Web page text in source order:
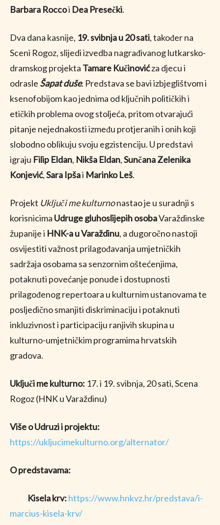
Barbara Roccoi Dea Presečki.
Dva dana kasnije, 19. svibnja u 20 sati, također na
Sceni Rogoz, slijedi izvedba nagrađivanog lutkarsko-
dramskog projekta Tamare Kučinovićza djecu i
odrasle Šapat duše. Predstava se bavi izbjeglištvom i
ksenofobijom kao jednima od ključnih političkih i
etičkih problema ovog stoljeća, pritom otvarajući
pitanje nejednakosti između protjeranih i onih koji
slobodno oblikuju svoju egzistenciju. U predstavi
igraju Filip Eldan, Nikša Eldan,Sunčana Zelenika
Konjević,Sara Ipšai Marinko Leš.
Projekt Uključi me kulturnonastao je u suradnji s
korisnicima Udruge gluhoslijepih osobaVaraždinske
županije i HNK-a u Varaždinu, a dugoročno nastoji
osvijestiti važnost prilagođavanja umjetničkih
sadržaja osobama sa senzornim oštećenjima,
potaknuti povećanje ponude i dostupnosti
prilagođenog repertoara u kulturnim ustanovama te
posljedično smanjiti diskriminaciju i potaknuti
inkluzivnost i participaciju ranjivih skupina u
kulturno-umjetničkim programima hrvatskih
gradova.
Uključi me kulturno: 17. i 19. svibnja, 20 sati, Scena
Rogoz (HNK u Varaždinu)
Više o Udruzi i projektu:
https://ukljucimekulturno.org/alternator/
O predstavama:
Kisela krv: https://www.hnkvz.hr/predstava/i-
marcius-kisela-krv/